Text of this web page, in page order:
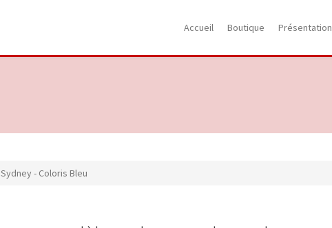
Accueil Boutique Présentation
- Coloris Bleu